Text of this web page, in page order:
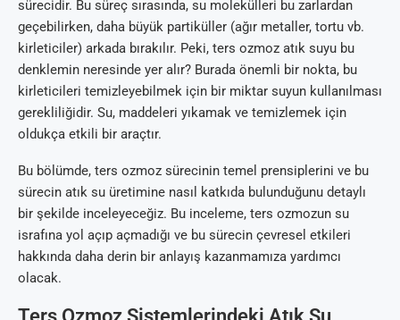
sürecidir. Bu süreç sırasında, su molekülleri bu zarlardan
geçebilirken, daha büyük partiküller (ağır metaller, tortu vb.
kirleticiler) arkada bırakılır. Peki, ters ozmoz atık suyu bu
denklemin neresinde yer alır? Burada önemli bir nokta, bu
kirleticileri temizleyebilmek için bir miktar suyun kullanılması
gerekliliğidir. Su, maddeleri yıkamak ve temizlemek için
oldukça etkili bir araçtır.
Bu bölümde, ters ozmoz sürecinin temel prensiplerini ve bu
sürecin atık su üretimine nasıl katkıda bulunduğunu detaylı
bir şekilde inceleyeceğiz. Bu inceleme, ters ozmozun su
israfına yol açıp açmadığı ve bu sürecin çevresel etkileri
hakkında daha derin bir anlayış kazanmamıza yardımcı
olacak.